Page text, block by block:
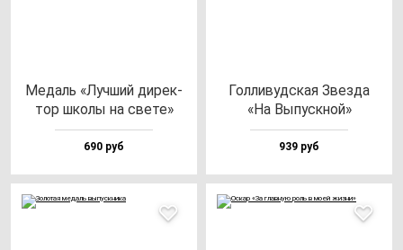
Медаль «Луч­ший ди­рек­
тор шко­лы на све­те»
690 руб
Гол­ли­вуд­ская Звез­да
«На Выпус­кной»
939 руб